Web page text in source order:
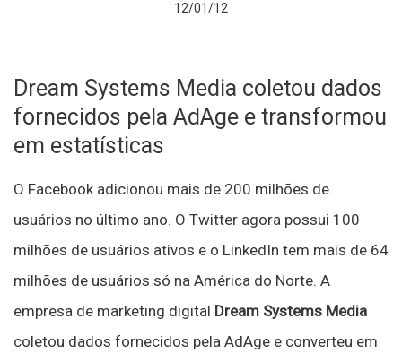
12/01/12
Dream Systems Media coletou dados
fornecidos pela AdAge e transformou
em estatísticas
O Facebook adicionou mais de 200 milhões de
usuários no último ano. O Twitter agora possui 100
milhões de usuários ativos e o LinkedIn tem mais de 64
milhões de usuários só na América do Norte. A
empresa de marketing digital Dream Systems Media
coletou dados fornecidos pela AdAge e converteu em